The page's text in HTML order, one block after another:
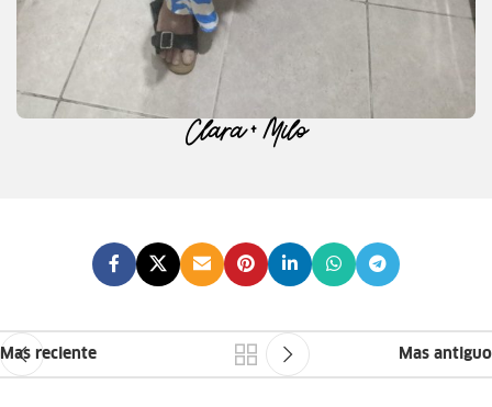
Clara + Milo
Mas reciente Mas antiguo